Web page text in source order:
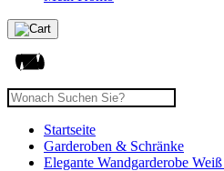
Startseite
Garderoben & Schränke
Elegante Wandgarderobe